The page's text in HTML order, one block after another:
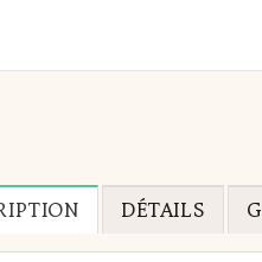
DÉTAILS